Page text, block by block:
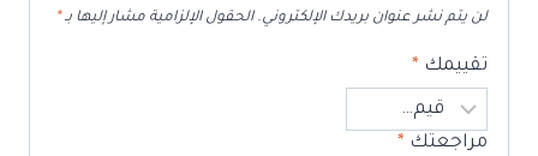
لن يتم نشر عنوان بريدك الإلكتروني. الحقول الإلزامية مشار إليها بـ*
تقييمك *
مراجعتك *